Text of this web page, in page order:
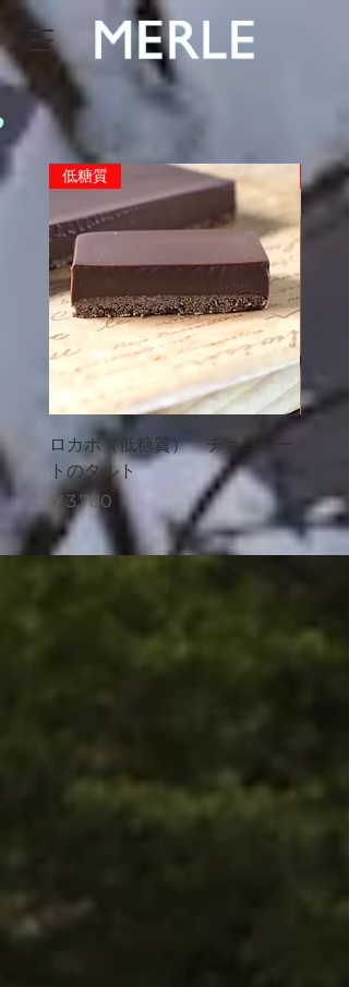
低糖質
ロカボ（低糖質） チョコレー
トのタルト
価格
￥3,780
限定数
価格
￥550